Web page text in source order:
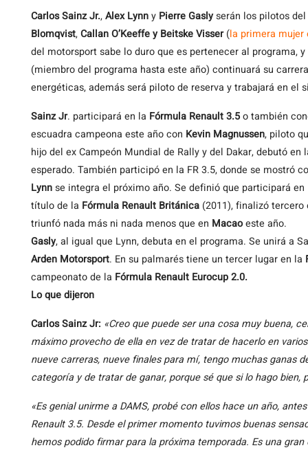
Carlos Sainz Jr.,Alex Lynny Pierre Gaslyserán los pilotos
Blomqvist,Callan O’Keeffe y Beitske Visser(la primera mujer
del motorsport sabe lo duro que es pertenecer al programa,
(miembro del programa hasta este año) continuará su
energéticas, además será piloto de reserva y trabajará en el
Sainz Jr. participará en la Fórmula Renault 3.5o también
escuadra campeona este año con Kevin Magnussen, piloto
hijo del ex Campeón Mundial de Rally y del Dakar, debutó
esperado. También participó en la FR 3.5, donde se mostró
Lynnse integra el próximo año. Se definió que participará
título de la Fórmula Renault Británica (2011), finalizó
triunfó nada más ni nada menos que en Macaoeste año.
Gasly, al igual que Lynn, debuta en el programa. Se unirá a
Arden Motorsport. En su palmarés tiene un tercer lugar en la
campeonato de la Fórmula Renault Eurocup 2.0.
Lo que dijeron
Carlos Sainz Jr: «Creo que puede ser una cosa muy buena,
máximo provecho de ella en vez de tratar de hacerlo en
nueve carreras, nueve finales para mí, tengo muchas ganas
categoría y de tratar de ganar, porque sé que si lo hago bien,
«Es genial unirme a DAMS, probé con ellos hace un año,
Renault 3.5. Desde el primer momento tuvimos buenas
hemos podido firmar para la próxima temporada. Es una